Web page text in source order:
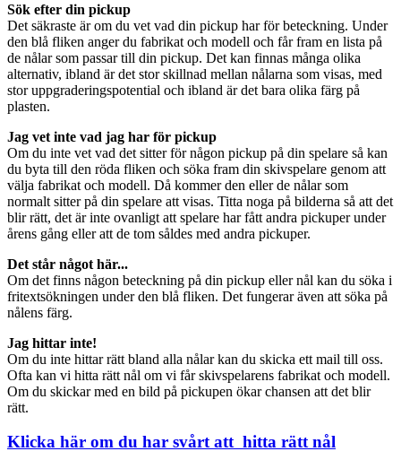
Sök efter din pickup
Det säkraste är om du vet vad din pickup har för beteckning. Under
den blå fliken anger du fabrikat och modell och får fram en lista på
de nålar som passar till din pickup. Det kan finnas många olika
alternativ, ibland är det stor skillnad mellan nålarna som visas, med
stor uppgraderingspotential och ibland är det bara olika färg på
plasten.
Jag vet inte vad jag har för pickup
Om du inte vet vad det sitter för någon pickup på din spelare så kan
du byta till den röda fliken och söka fram din skivspelare genom att
välja fabrikat och modell. Då kommer den eller de nålar som
normalt sitter på din spelare att visas. Titta noga på bilderna så att det
blir rätt, det är inte ovanligt att spelare har fått andra pickuper under
årens gång eller att de tom såldes med andra pickuper.
Det står något här...
Om det finns någon beteckning på din pickup eller nål kan du söka i
fritextsökningen under den blå fliken. Det fungerar även att söka på
nålens färg.
Jag hittar inte!
Om du inte hittar rätt bland alla nålar kan du skicka ett mail till oss.
Ofta kan vi hitta rätt nål om vi får skivspelarens fabrikat och modell.
Om du skickar med en bild på pickupen ökar chansen att det blir
rätt.
Klicka här om du har svårt att hitta rätt nål